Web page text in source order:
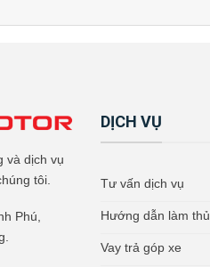
và dịch vụ
tôi.
Phú,
DỊCH VỤ
Tư vấn dịch vụ
Hướng dẫn làm
Vay trả góp xe